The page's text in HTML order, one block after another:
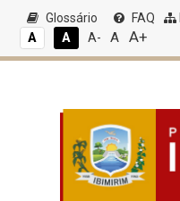
Glossário FAQ
A
A A- A A+